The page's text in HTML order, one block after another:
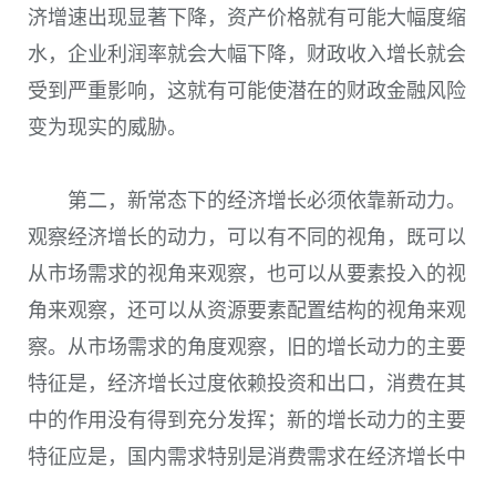
济增速出现显著下降，资产价格就有可能大幅度缩
水，企业利润率就会大幅下降，财政收入增长就会
受到严重影响，这就有可能使潜在的财政金融风险
变为现实的威胁。
第二，新常态下的经济增长必须依靠新动力。
观察经济增长的动力，可以有不同的视角，既可以
从市场需求的视角来观察，也可以从要素投入的视
角来观察，还可以从资源要素配置结构的视角来观
察。从市场需求的角度观察，旧的增长动力的主要
特征是，经济增长过度依赖投资和出口，消费在其
中的作用没有得到充分发挥；新的增长动力的主要
特征应是，国内需求特别是消费需求在经济增长中